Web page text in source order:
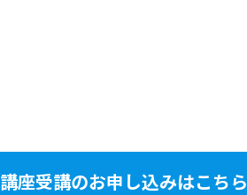
講座受講のお申し込みはこちら